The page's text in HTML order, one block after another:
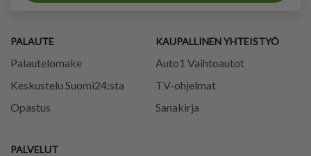
PALAUTE
Palautelomake
Keskustelu Suomi24:sta
Opastus
PALVELUT
KAUPALLINEN YHTEISTYÖ
Auto1 Vaihtoautot
TV-ohjelmat
Sanakirja